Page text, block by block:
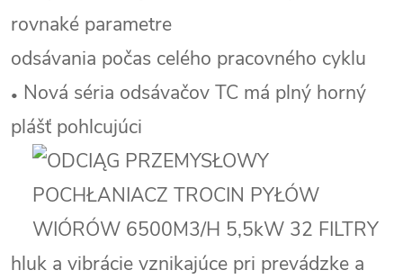
rovnaké parametre
odsávania počas celého pracovného cyklu
• Nová séria odsávačov TC má plný horný
plášť pohlcujúci
hluk a vibrácie vznikajúce pri prevádzke a